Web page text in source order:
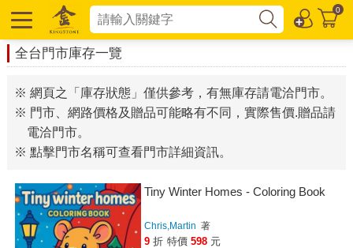
0
全台門市庫存一覽
※ 網頁之「庫存狀態」僅供參考，有無庫存請電洽門市。
※ 門市、網路價格及贈品可能略有不同，實際售價.贈品請
電洽門市。
※ 點擊門市名稱可查看門市詳細資訊。
Tiny Winter Homes - Coloring Book
Chris,Martin 著
9 折 特價 598 元